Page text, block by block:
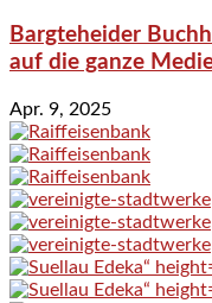
Bargteheider
auf die ganze
Apr. 9, 2025